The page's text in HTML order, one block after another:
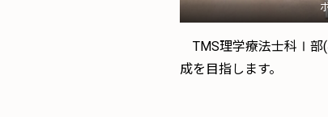
TMS理学療法士科Ⅰ部(
成を目指します。